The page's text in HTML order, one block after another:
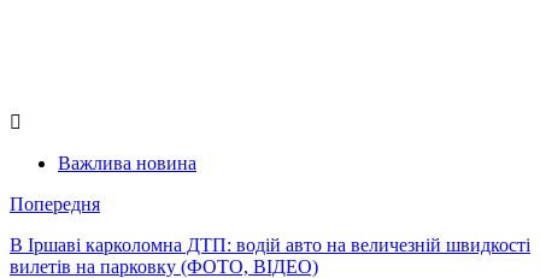
Важлива новина
Попередня
В Іршаві карколомна ДТП: водій авто на величезній швидкості
вилетів на парковку (ФОТО, ВІДЕО)